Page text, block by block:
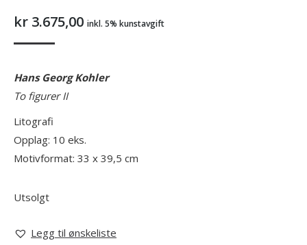
kr 3.675,00 inkl. 5% kunstavgift
Hans Georg Kohler
To figurer II
Litografi
Opplag: 10 eks.
Motivformat: 33 x 39,5 cm
Utsolgt
Legg til ønskeliste